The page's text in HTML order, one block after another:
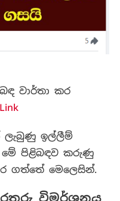
වාර්තා කර
ලැබුණු ඉල්ලීම්
පිළිබඳව කරුණු
ගත්තේ මෙලෙසින්.